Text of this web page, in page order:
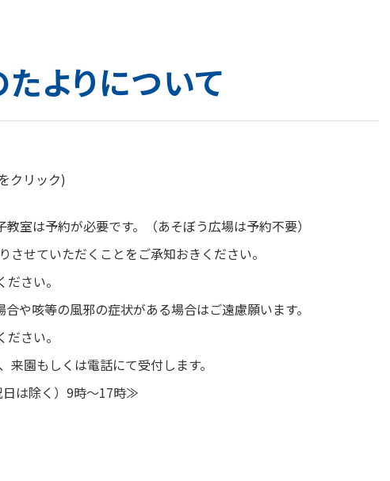
よりについて
クリック)
室は予約が必要です。（あそぼう広場は予約不要）
せていただくことをご承知おきください。
さい。
や咳等の風邪の症状がある場合はご遠慮願います。
さい。
園もしくは電話にて受付します。
は除く）9時～17時≫